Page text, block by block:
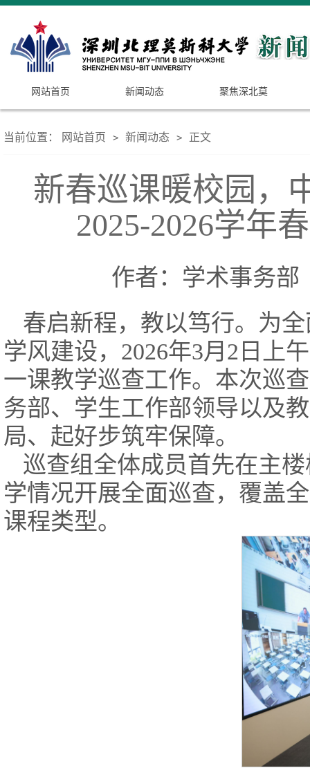
网站首页 新闻动态 聚焦深北莫
当前位置： 网站首页 > 新闻动态 > 正文
新春巡课暖校园
2025-2026学年
作者：学术事务部
春启新程，教以笃行。为
学风建设，2026年3月2日上
一课教学巡查工作。本次巡
务部、学生工作部领导以及
局、起好步筑牢保障。
巡查组全体成员首先在主
学情况开展全面巡查，覆盖
课程类型。